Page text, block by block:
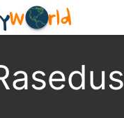
W rld